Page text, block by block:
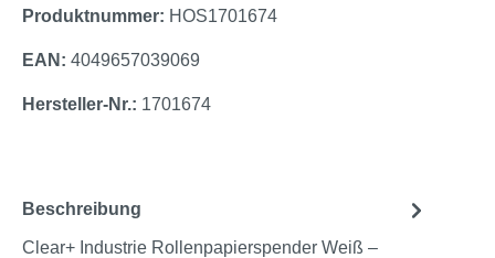
Produktnummer: HOS1701674
EAN: 4049657039069
Hersteller-Nr.: 1701674
Beschreibung
Clear+ Industrie Rollenpapierspender Weiß –